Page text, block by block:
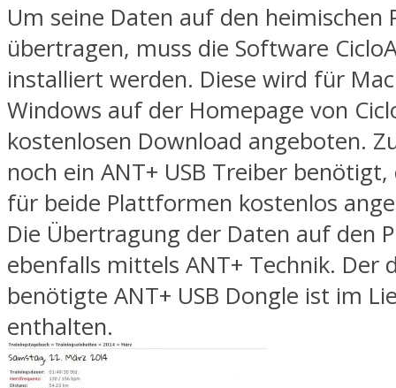
Um seine Daten auf den heimischen
übertragen, muss die Software
installiert werden. Diese wird für
Windows auf der Homepage von
kostenlosen Download angeboten.
noch ein ANT+ USB Treiber
für beide Plattformen kostenlos
Die Übertragung der Daten auf den
ebenfalls mittels ANT+ Technik. Der
benötigte ANT+ USB Dongle ist im
enthalten.